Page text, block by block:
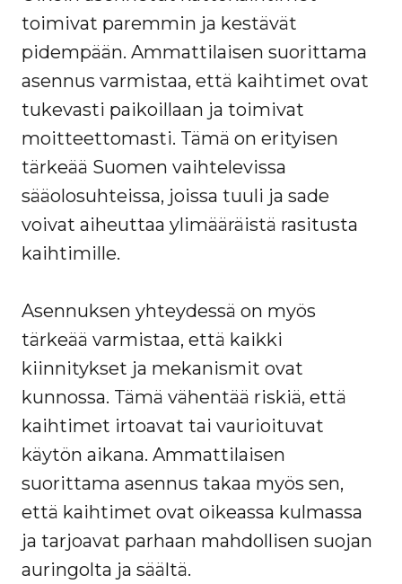
toimivat paremmin ja kestävät
pidempään. Ammattilaisen suorittama
asennus varmistaa, että kaihtimet ovat
tukevasti paikoillaan ja toimivat
moitteettomasti. Tämä on erityisen
tärkeää Suomen vaihtelevissa
sääolosuhteissa, joissa tuuli ja sade
voivat aiheuttaa ylimääräistä rasitusta
kaihtimille.
Asennuksen yhteydessä on myös
tärkeää varmistaa, että kaikki
kiinnitykset ja mekanismit ovat
kunnossa. Tämä vähentää riskiä, että
kaihtimet irtoavat tai vaurioituvat
käytön aikana. Ammattilaisen
suorittama asennus takaa myös sen,
että kaihtimet ovat oikeassa kulmassa
ja tarjoavat parhaan mahdollisen suojan
auringolta ja säältä.